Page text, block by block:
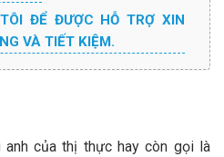
ĐỂ ĐƯỢC HỖ TRỢ XIN
VÀ TIẾT KIỆM.
của thị thực hay còn gọi là